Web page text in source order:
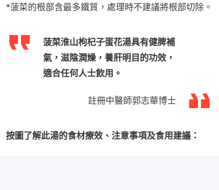
*菠菜的根部含最多鐵質，處理時不建議將根部切除。
菠菜淮山枸杞子蛋花湯具有健脾補
氣，滋陰潤燥，養肝明目的功效，
適合任何人士飲用。
註冊中醫師郭志華博士
按圖了解此湯的食材療效、注意事項及食用建議：